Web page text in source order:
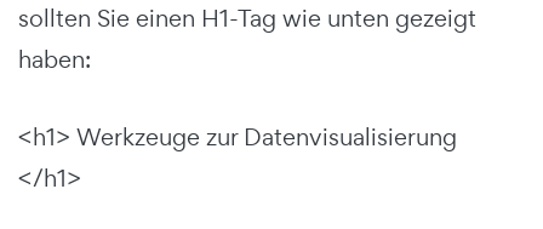
sollten Sie einen H1-Tag wie unten gezeigt
haben:
<h1> Werkzeuge zur Datenvisualisierung
</h1>